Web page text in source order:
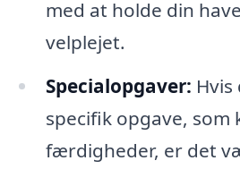
med at holde din
velplejet.
Specialopgaver:
specifik opgave,
færdigheder, er det